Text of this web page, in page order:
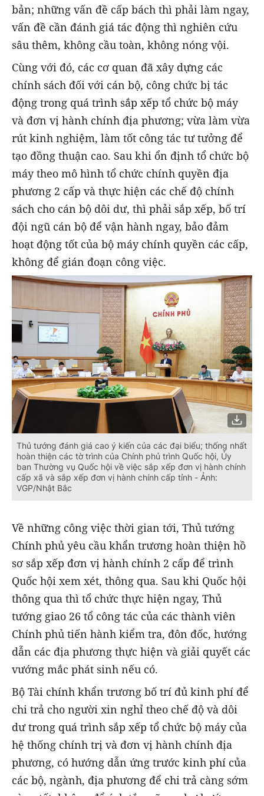
bản; những vấn đề cấp bách thì phải làm ngay,
vấn đề cần đánh giá tác động thì nghiên cứu
sâu thêm, không cầu toàn, không nóng vội.
Cùng với đó, các cơ quan đã xây dựng các
chính sách đối với cán bộ, công chức bị tác
động trong quá trình sắp xếp tổ chức bộ máy
và đơn vị hành chính địa phương; vừa làm vừa
rút kinh nghiệm, làm tốt công tác tư tưởng để
tạo đồng thuận cao. Sau khi ổn định tổ chức bộ
máy theo mô hình tổ chức chính quyền địa
phương 2 cấp và thực hiện các chế độ chính
sách cho cán bộ dôi dư, thì phải sắp xếp, bố trí
đội ngũ cán bộ để vận hành ngay, bảo đảm
hoạt động tốt của bộ máy chính quyền các cấp,
không để gián đoạn công việc.
Thủ tướng đánh giá cao ý kiến của các đại biểu; thống nhất
hoàn thiện các tờ trình của Chính phủ trình Quốc hội, Ủy
ban Thường vụ Quốc hội về việc sắp xếp đơn vị hành chính
cấp xã và sắp xếp đơn vị hành chính cấp tỉnh - Ảnh:
VGP/Nhật Bắc
Về những công việc thời gian tới, Thủ tướng
Chính phủ yêu cầu khẩn trương hoàn thiện hồ
sơ sắp xếp đơn vị hành chính 2 cấp để trình
Quốc hội xem xét, thông qua. Sau khi Quốc hội
thông qua thì tổ chức thực hiện ngay, Thủ
tướng giao 26 tổ công tác của các thành viên
Chính phủ tiến hành kiểm tra, đôn đốc, hướng
dẫn các địa phương thực hiện và giải quyết các
vướng mắc phát sinh nếu có.
Bộ Tài chính khẩn trương bố trí đủ kinh phí để
chi trả cho người xin nghỉ theo chế độ và dôi
dư trong quá trình sắp xếp tổ chức bộ máy của
hệ thống chính trị và đơn vị hành chính địa
phương, có hướng dẫn ứng trước kinh phí của
các bộ, ngành, địa phương để chi trả càng sớm